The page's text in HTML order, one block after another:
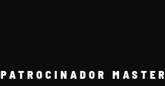
PATROCINADOR MASTER